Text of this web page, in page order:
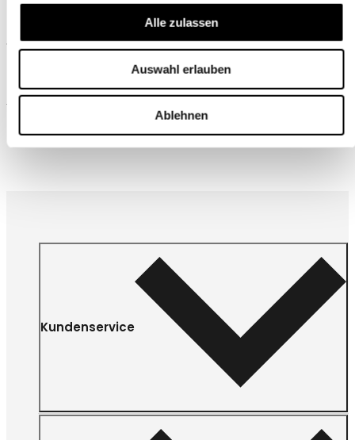
Alle zulassen
Auswahl erlauben
Ablehnen
Ähnliche Produkte
Wird oft zusammen gekauft
Kundenservice